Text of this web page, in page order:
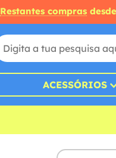
Restantes compras desde
ACESSÓRIOS